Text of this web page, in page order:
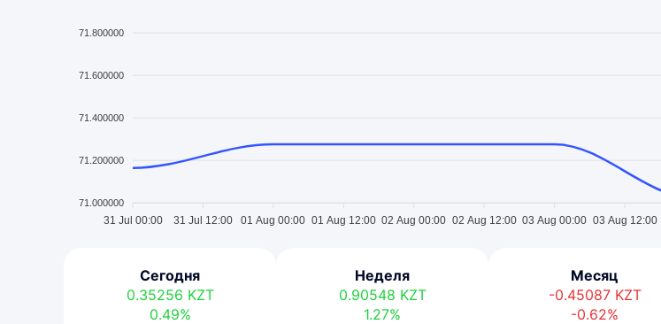
71.800000
71.600000
71.400000
71.200000
71.000000
31 Jul 00:00 31 Jul 12:00 01 Aug 00:00 01 Aug 12:00 02 Aug 00:00 02 Aug 12:00 03 Aug 00:00 03 Aug 12:00
Сегодня
0.35256 KZT
0.49%
Неделя
0.90548 KZT
1.27%
Месяц
-0.45087 KZT
-0.62%